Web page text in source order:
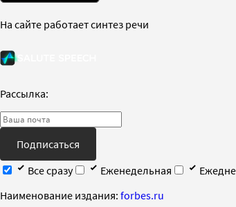
На сайте работает синтез речи
Рассылка:
Подписаться
Все сразу
Еженедельная
Наименование издания: forbes.ru